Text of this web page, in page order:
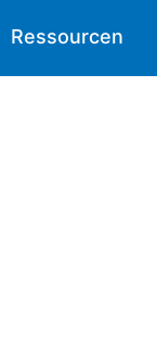
Ressourcen